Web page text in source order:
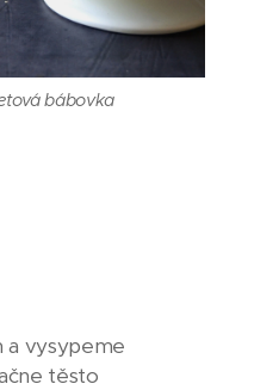
bábovka
a vysypeme
těsto